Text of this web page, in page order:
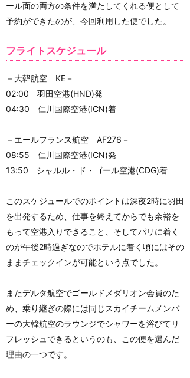
ール面の両方の条件を満たしてくれる便として
予約ができたのが、今回利用した便でした。
フライトスケジュール
－大韓航空 KE－
02:00 羽田空港(HND)発
04:30 仁川国際空港(ICN)着
－エールフランス航空 AF276－
08:55 仁川国際空港(ICN)発
13:50 シャルル・ド・ゴール空港(CDG)着
このスケジュールでのポイントは深夜2時に羽田
を出発するため、仕事を終えてからでも余裕を
もって空港入りできること、そしてパリに着く
のが午後2時過ぎなのでホテルに着く頃にはその
ままチェックインが可能という点でした。
またデルタ航空でゴールドメダリオン会員のた
め、乗り継ぎの際には同じスカイチームメンバ
ーの大韓航空のラウンジでシャワーを浴びてリ
フレッシュできるというのも、この便を選んだ
理由の一つです。